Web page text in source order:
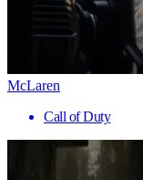
McLaren
Call of Duty